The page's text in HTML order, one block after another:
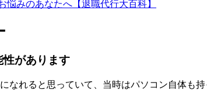
悩みのあなたへ【退職代行大百科】
性があります
なれると思っていて、当時はパソコン自体も